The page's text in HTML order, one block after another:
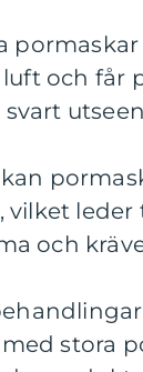
och får
leder
och
stora